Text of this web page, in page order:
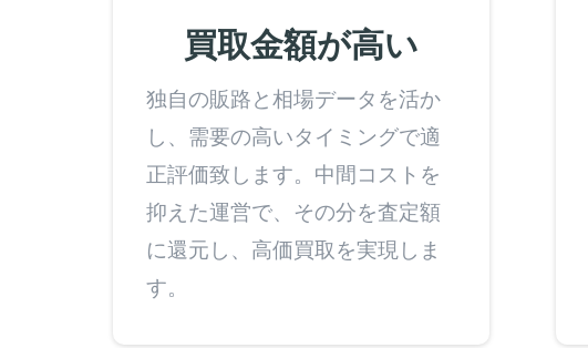
買取金額が高い
独自の販路と相場データを活か
し、需要の高いタイミングで適
正評価致します。中間コストを
抑えた運営で、その分を査定額
に還元し、高価買取を実現しま
す。